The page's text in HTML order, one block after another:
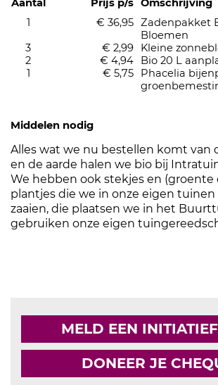
Aantal
Prijs p/s Omschrijving
1
€ 36,95 Zadenpakket
Bloemen
3
€ 2,99
Kleine
2
€ 4,94
Bio 20 L
1
€ 5,75
Phacelia
Middelen nodig
Alles wat we nu bestellen komt van
en de aarde halen we bio bij
We hebben ook stekjes en (groente
plantjes die we in onze eigen
zaaien, die plaatsen we in het
gebruiken onze eigen
MELD EEN
DONEER JE